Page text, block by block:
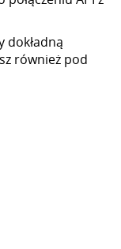
dokładną
również pod